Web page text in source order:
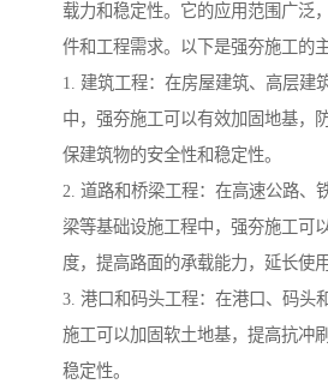
载力和稳定性。它的应用范围广泛
件和工程需求。以下是强夯施工的
1. 建筑工程：在房屋建筑、高层建
中，强夯施工可以有效加固地基，
保建筑物的安全性和稳定性。
2. 道路和桥梁工程：在高速公路、
梁等基础设施工程中，强夯施工可
度，提高路面的承载能力，延长使用
3. 港口和码头工程：在港口、码头
施工可以加固软土地基，提高抗冲
稳定性。